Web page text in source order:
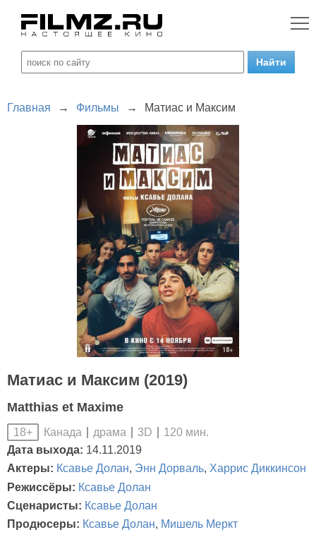
Главная → Фильмы → Матиас и Максим
Матиас и Максим (2019)
Matthias et Maxime
18+ Канада драма 3D
120 мин.
Дата выхода: 14.11.2019
Актеры: Ксавье Долан, Энн Дорваль, Харрис Диккинсон
Режиссёры: Ксавье Долан
Сценаристы: Ксавье Долан
Продюсеры: Ксавье Долан, Мишель Меркт